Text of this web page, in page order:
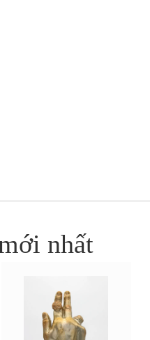
nhất